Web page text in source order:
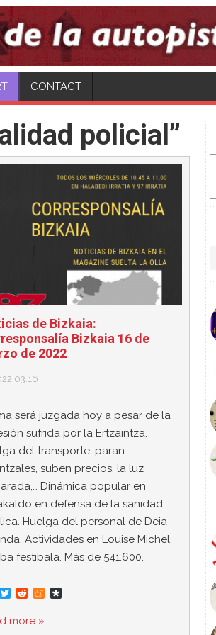
CONTACT
policial”
de Bizkaia:
Bizkaia 16 de
de 2022
será juzgada hoy a pesar de la
sufrida por la Ertzaintza.
del transporte, paran
suben precios, la luz
Dinámica popular en
en defensa de la sanidad
Huelga del personal de Deia
Actividades en Louise Michel.
festibala. Más de 541.600.
T
i
t
R
d
d
M D
more »